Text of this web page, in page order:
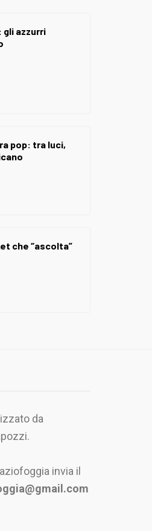
azzurri
pop: tra luci,
che “ascolta”
da
invia il